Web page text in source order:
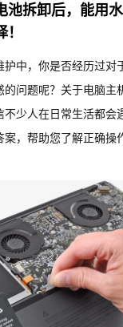
拆卸后，能用水
中，你是否经历过对
问题呢？关于电脑主
不少人在日常生活都会
案，帮助您了解正确操